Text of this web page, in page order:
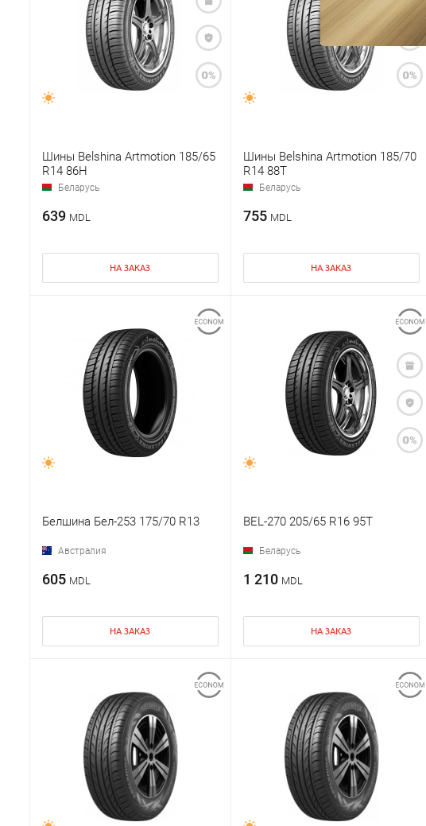
Шины Belshina Artmotion 185/65
R14 86H
Беларусь
639 MDL
НА ЗАКАЗ
Шины Belshina Artmotion 185/70
R14 88T
Беларусь
755 MDL
НА ЗАКАЗ
Белшина Бел-253 175/70 R13
Австралия
605 MDL
НА ЗАКАЗ
BEL-270 205/65 R16 95T
Беларусь
1 210 MDL
НА ЗАКАЗ